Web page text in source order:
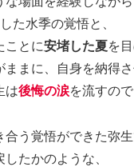
た水季の覚悟と、
ことに安堵した夏を
ままに、自身を納得
は後悔の涙を流すので
う覚悟ができた弥生
たかのような、